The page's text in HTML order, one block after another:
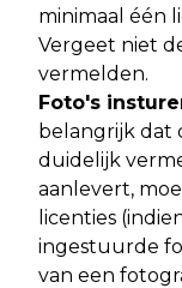
minimaal één
Vergeet niet
vermelden.
Foto's
belangrijk dat
duidelijk
aanlevert,
licenties
ingestuurde
van een